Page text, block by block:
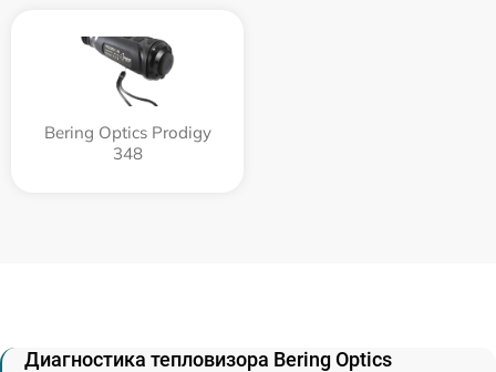
Bering Optics Prodigy
348
Диагностика тепловизора Bering Optics